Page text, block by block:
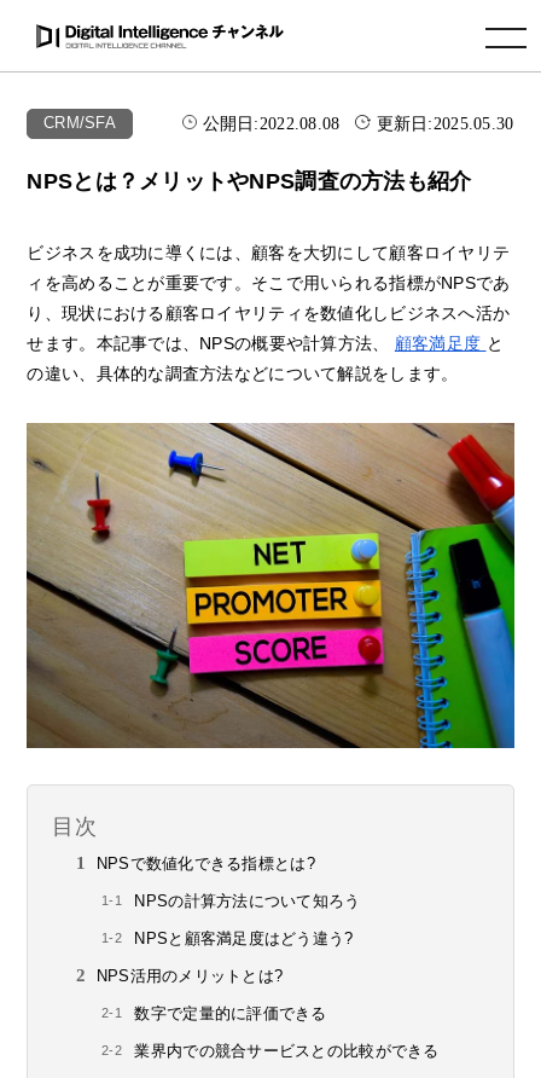
toggle navigation
CRM/SFA 公開日:2022.08.08 更新日:2025.05.30
NPSとは？メリットやNPS調査の方法も紹介
ビジネスを成功に導くには、顧客を大切にして顧客ロイヤリテ
ィを高めることが重要です。そこで用いられる指標がNPSであ
り、現状における顧客ロイヤリティを数値化しビジネスへ活か
せます。本記事では、NPSの概要や計算方法、 顧客満足度 と
の違い、具体的な調査方法などについて解説をします。
目次
NPSで数値化できる指標とは?
NPSの計算方法について知ろう
NPSと顧客満足度はどう違う?
NPS活用のメリットとは?
数字で定量的に評価できる
業界内での競合サービスとの比較ができる